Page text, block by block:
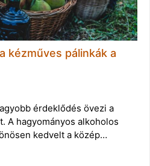
kézműves pálinkák a
érdeklődés övezi a
A hagyományos alkoholos
kedvelt a közép…